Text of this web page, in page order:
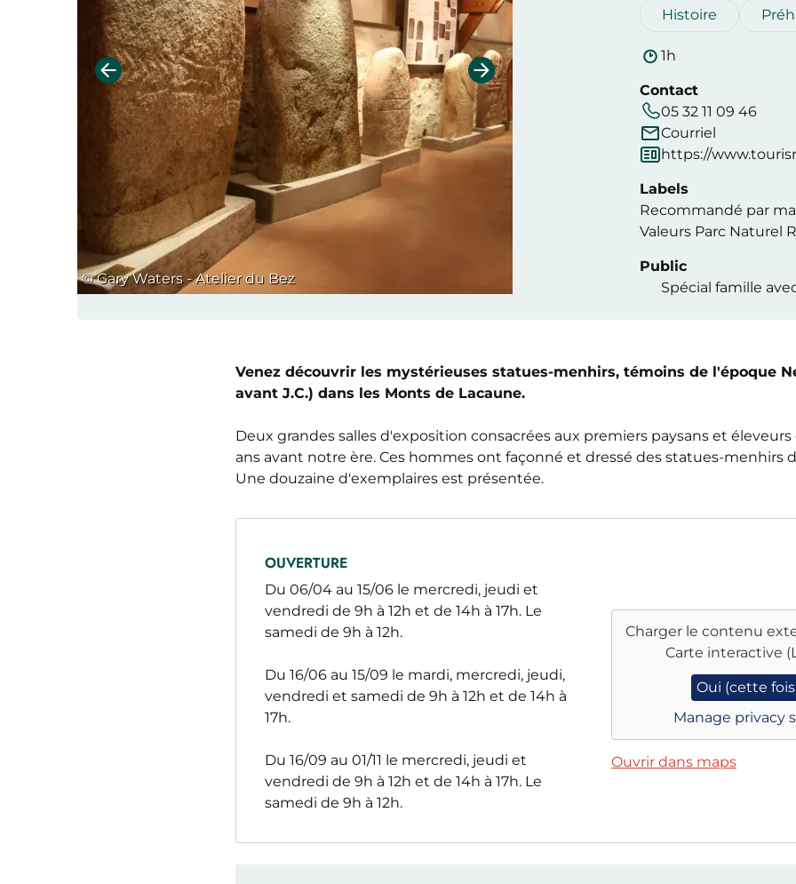
© Gary Waters - Atelier du Bez
Histoire
1h
Contact
05 32 11 09 46
Courriel
https://
Labels
Recommandé par
Valeurs Parc Naturel
Public
Spécial famille
Venez découvrir les mystérieuses statues-menhirs, témoins de l'époque
avant J.C.) dans les Monts de Lacaune.
Deux grandes salles d'exposition consacrées aux premiers paysans et
ans avant notre ère. Ces hommes ont façonné et dressé des statues-menhirs
Une douzaine d'exemplaires est présentée.
OUVERTURE
Du 06/04 au 15/06 le mercredi, jeudi et
vendredi de 9h à 12h et de 14h à 17h. Le
samedi de 9h à 12h.
Du 16/06 au 15/09 le mardi, mercredi, jeudi,
vendredi et samedi de 9h à 12h et de 14h à
17h.
Du 16/09 au 01/11 le mercredi, jeudi et
vendredi de 9h à 12h et de 14h à 17h. Le
samedi de 9h à 12h.
Charger le contenu
Carte interactive
Oui (cette
Manage privacy
Ouvrir dans maps